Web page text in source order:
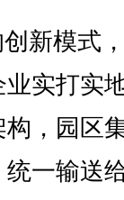
新模式
实打实
，园区
一输送